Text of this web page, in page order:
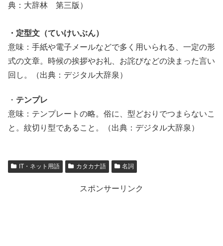
典：大辞林 第三版）
・定型文（ていけいぶん）
意味：手紙や電子メールなどで多く用いられる、一定の形
式の文章。時候の挨拶やお礼、お詫びなどの決まった言い
回し。（出典：デジタル大辞泉）
・ テンプレ
意味：テンプレートの略。俗に、型どおりでつまらないこ
と。紋切り型であること。（出典：デジタル大辞泉）
IT・ネット用語 カタカナ語 名詞
スポンサーリンク